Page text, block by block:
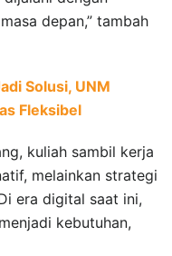
depan,” tambah
Solusi, UNM
Fleksibel
kuliah sambil kerja
melainkan strategi
era digital saat ini,
kebutuhan,